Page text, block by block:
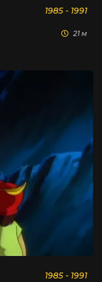
1985 - 1991
21 м
1985 - 1991